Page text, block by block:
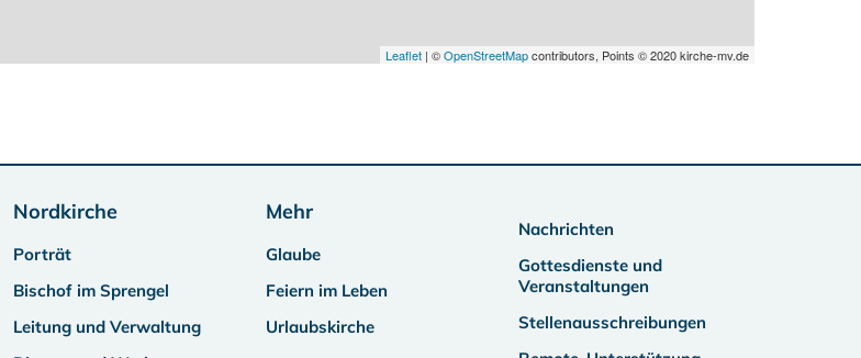
Leaflet | ©OpenStreetMapcontributors, Points © 2020 kirche-mv.de
Nordkirche
Porträt
Bischof im Sprengel
Leitung und Verwaltung
Mehr
Glaube
Feiern im Leben
Urlaubskirche
Nachrichten
Gottesdienste und
Veranstaltungen
Stellenausschreibungen